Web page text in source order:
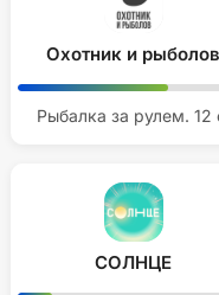
Охотник и рыболов
Рыбалка за рулем. 12
СОЛНЦЕ